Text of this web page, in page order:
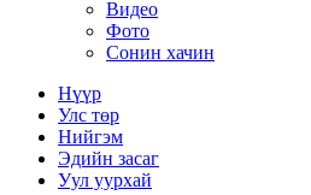
Видео
Фото
Сонин хачин
Нүүр
Улс төр
Нийгэм
Эдийн засаг
Уул уурхай